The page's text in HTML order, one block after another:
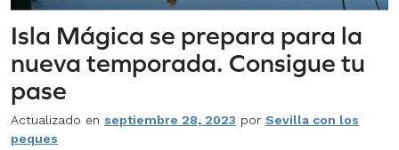
Isla Mágica se prepara para la
nueva temporada. Consigue tu
pase
Actualizado en septiembre 28, 2023 por Sevilla con los
peques